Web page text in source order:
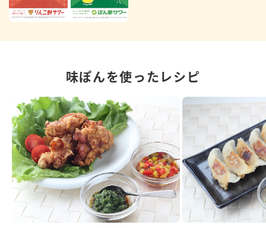
味ぽんを使ったレシピ